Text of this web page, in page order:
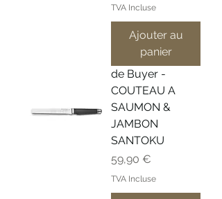
TVA Incluse
Ajouter au
panier
de Buyer -
COUTEAU A
SAUMON &
JAMBON
SANTOKU
Prix
59,90 €
TVA Incluse